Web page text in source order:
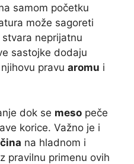
samom početku
može sagoreti
neprijatnu
sastojke dodaju
pravu aromu i
dok se meso peče
korice. Važno je i
na hladnom i
pravilnu primenu ovih